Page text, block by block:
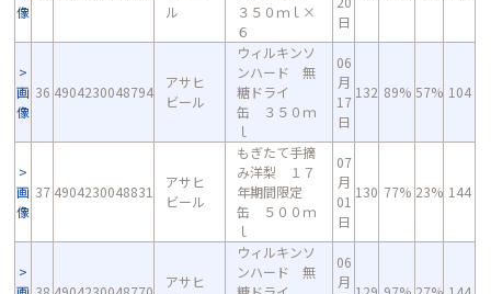
像
ル
３５０ｍｌ×
６
日
画
像
36 4904230048794
アサヒ
ビール
ウィルキンソ
ンハード 無
糖ドライ
缶 ３５０ｍ
ｌ
06
月
17
日
132 89% 57% 104
画
像
37 4904230048831
アサヒ
ビール
もぎたて手摘
み洋梨 １７
年期間限定
缶 ５００ｍ
ｌ
07
月
01
日
130 77% 23% 144
アサヒ
ウィルキンソ
ンハード 無
06
月